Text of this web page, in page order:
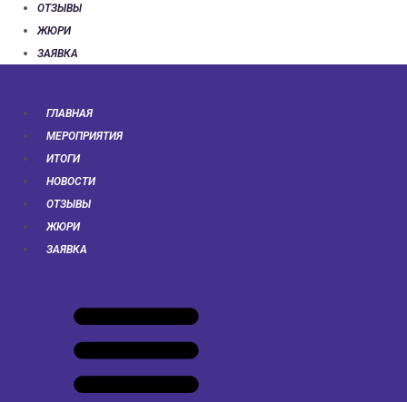
ОТЗЫВЫ
ЖЮРИ
ЗАЯВКА
ГЛАВНАЯ
МЕРОПРИЯТИЯ
ИТОГИ
НОВОСТИ
ОТЗЫВЫ
ЖЮРИ
ЗАЯВКА